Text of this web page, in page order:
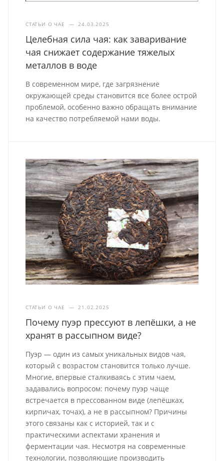
СТАТЬИ О ЧАЕ — 24.03.2025
Целебная сила чая: как заваривание
чая снижает содержание тяжелых
металлов в воде
В современном мире, где загрязнение
окружающей среды становится все более острой
проблемой, особенно важно обращать внимание
на качество потребляемой нами воды.
СТАТЬИ О ЧАЕ — 21.02.2025
Почему пуэр прессуют в лепёшки, а не
хранят в рассыпном виде?
Пуэр — один из самых уникальных видов чая,
который с возрастом становится только лучше.
Многие, впервые сталкиваясь с этим чаем,
задавались вопросом: почему пуэр чаще
встречается в прессованном виде (лепёшках,
кирпичах, точах), а не в рассыпном? Причины
этого связаны как с историей, так и с
практическими аспектами хранения и
ферментации чая. Несмотря на современные
технологии, позволяющие производить